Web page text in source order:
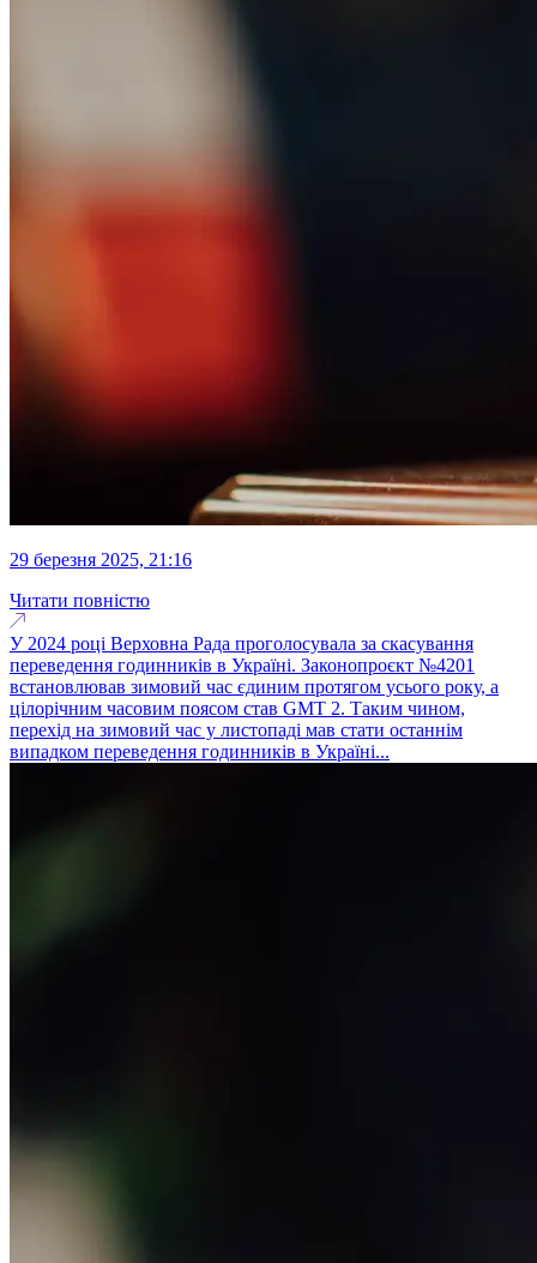
29 березня 2025, 21:16
Читати повністю
У 2024 році Верховна Рада проголосувала за скасування
переведення годинників в Україні. Законопроєкт №4201
встановлював зимовий час єдиним протягом усього року, а
цілорічним часовим поясом став GMT 2. Таким чином,
перехід на зимовий час у листопаді мав стати останнім
випадком переведення годинників в Україні...